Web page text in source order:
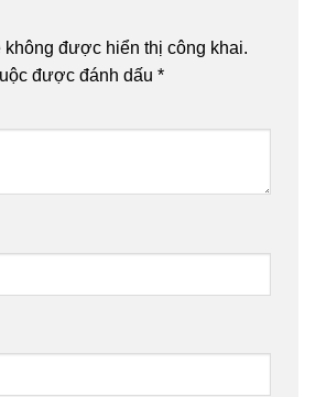
không được hiển thị công khai.
được đánh dấu *